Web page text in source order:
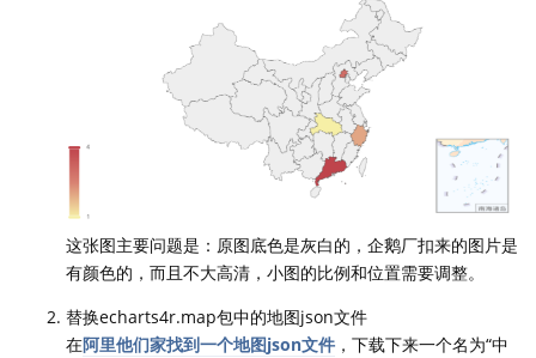
这张图主要问题是：原图底色是灰白的，企鹅厂扣来的图片是
有颜色的，而且不大高清，小图的比例和位置需要调整。
替换echarts4r.map包中的地图json文件
在阿里他们家找到一个地图json文件 ，下载下来一个名为“中